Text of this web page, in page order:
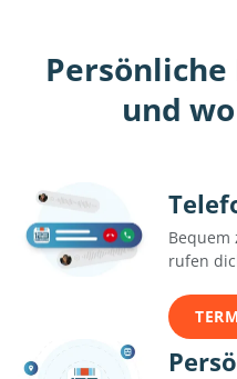
und
Bequem
rufen